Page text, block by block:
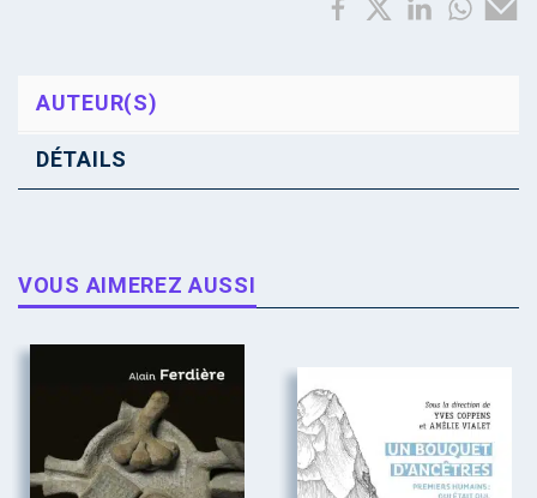
AUTEUR(S)
DÉTAILS
VOUS AIMEREZ AUSSI